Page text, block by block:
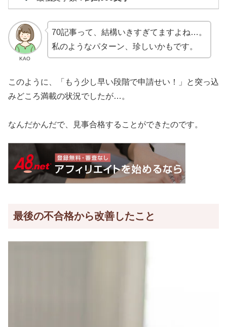
KAO
70記事って、結構いきすぎてますよね…。
私のようなパターン、珍しいかもです。
このように、「もう少し早い段階で申請せい！」と突っ込
みどころ満載の状況でしたが…。
なんだかんだで、見事合格することができたのです。
最後の不合格から改善したこと